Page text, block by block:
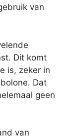
van
Dit komt
is, zeker in
Dat
geen
van